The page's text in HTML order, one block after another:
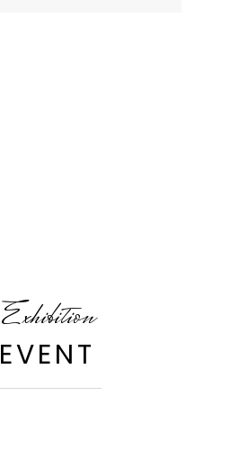
Exhibition
EVENT